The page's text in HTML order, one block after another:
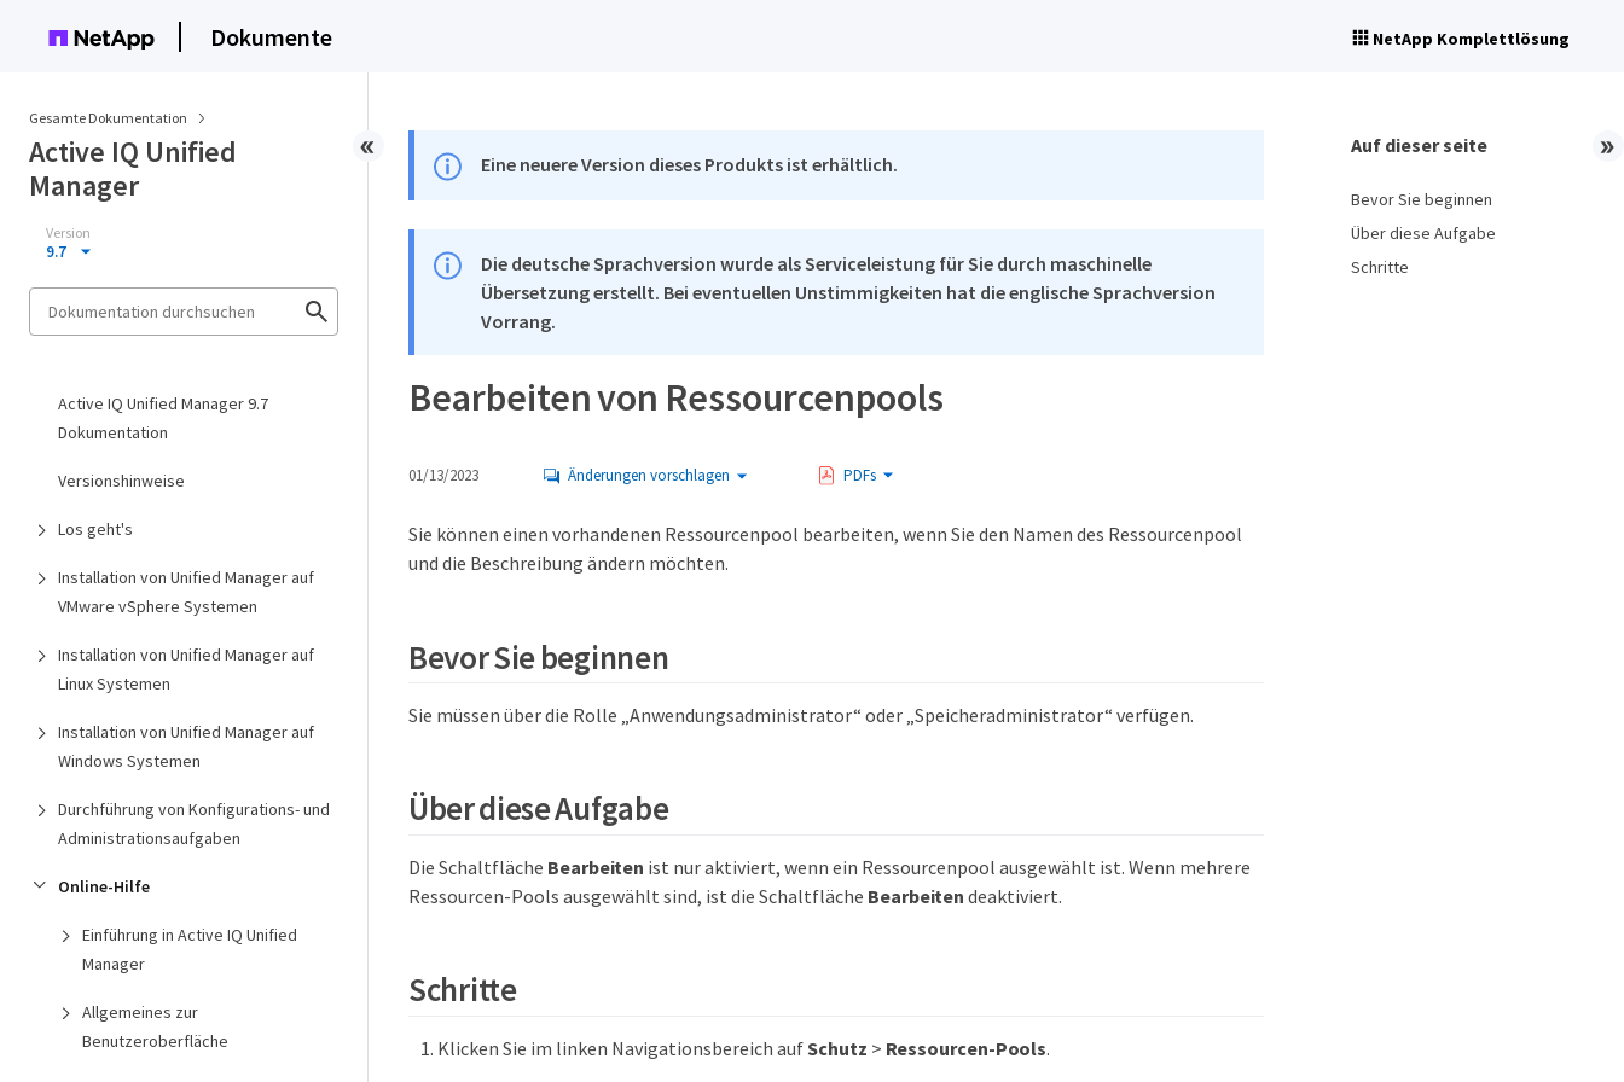
Dokumente NetApp Komplettlösung
Gesamte Dokumentation
Active IQ Unified
Manager
Version
9.7
Active IQ Unified Manager 9.7
Dokumentation
Versionshinweise
Los geht's
Installation von Unified Manager auf
VMware vSphere Systemen
Installation von Unified Manager auf
Linux Systemen
Installation von Unified Manager auf
Windows Systemen
Durchführung von Konfigurations- und
Administrationsaufgaben
Online-Hilfe
Einführung in Active IQ Unified
Manager
Allgemeines zur
Benutzeroberfläche
Eine neuere Version dieses Produkts ist erhältlich.
Die deutsche Sprachversion wurde als Serviceleistung für Sie durch maschinelle
Übersetzung erstellt. Bei eventuellen Unstimmigkeiten hat die englische Sprachversion
Vorrang.
Bearbeiten von Ressourcenpools
01/13/2023 Änderungen vorschlagen PDFs
Sie können einen vorhandenen Ressourcenpool bearbeiten, wenn Sie den Namen des Ressourcenpool
und die Beschreibung ändern möchten.
Bevor Sie beginnen
Sie müssen über die Rolle „Anwendungsadministrator“ oder „Speicheradministrator“ verfügen.
Über diese Aufgabe
Die Schaltfläche Bearbeiten ist nur aktiviert, wenn ein Ressourcenpool ausgewählt ist. Wenn mehrere
Ressourcen-Pools ausgewählt sind, ist die Schaltfläche Bearbeiten deaktiviert.
Schritte
Klicken Sie im linken Navigationsbereich aufSchutz > Ressourcen-Pools.
Auf dieser seite
Bevor Sie beginnen
Über diese Aufgabe
Schritte